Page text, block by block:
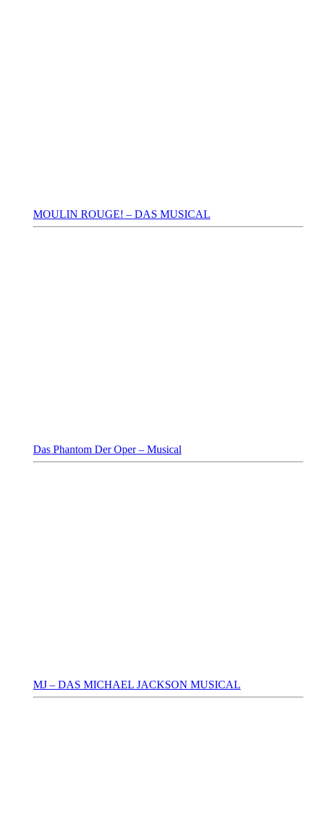
MOULIN ROUGE! – DAS MUSICAL
Das Phantom Der Oper – Musical
MJ – DAS MICHAEL JACKSON MUSICAL